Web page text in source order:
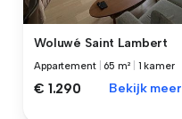
Woluwé Saint Lambert
Appartement 65 m² 1 kamer
€ 1.290 Bekijk meer